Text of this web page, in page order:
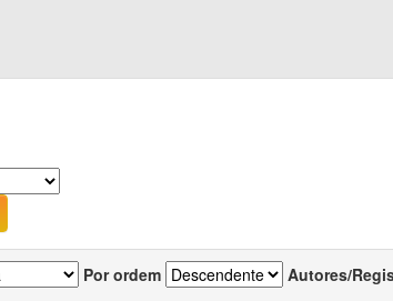
Por ordem Autores/